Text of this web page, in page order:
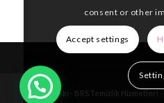
© Telif Hakkı - BRS Temizlik Hizmetleri -
consent or other
Accept settings